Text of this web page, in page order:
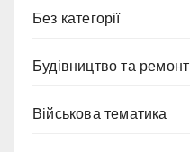
Без категорії
Будівництво та ремонт
Військова тематика